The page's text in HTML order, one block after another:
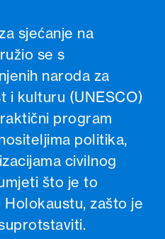
sjećanje na
se s
naroda za
i kulturu (UNESCO)
program
politika,
civilnog
što je to
zašto je